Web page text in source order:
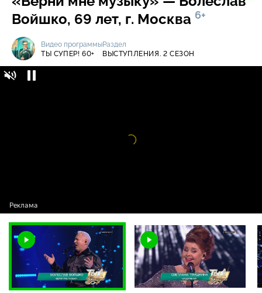
Войшко, 69 лет, г. Москва 6+
Видео программы
ТЫ СУПЕР! 60+
Раздел
ВЫСТУПЛЕНИЯ. 2 СЕЗОН
Видео